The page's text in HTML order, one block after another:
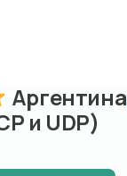
Аргентина
и UDP)